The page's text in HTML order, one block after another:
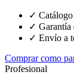
✓
✓ Garantía
✓ Envío a
Comprar como
Profesional